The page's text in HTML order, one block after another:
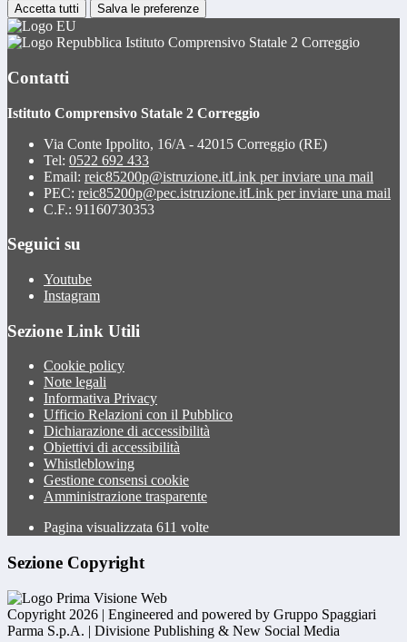
Accetta tutti Salva le preferenze
Istituto Comprensivo Statale 2 Correggio
Contatti
Istituto Comprensivo Statale 2 Correggio
Via Conte Ippolito, 16/A - 42015 Correggio (RE)
Tel: 0522 692 433
Email: reic85200p@istruzione.itLink per inviare una mail
PEC: reic85200p@pec.istruzione.itLink per inviare una mail
C.F.: 91160730353
Seguici su
Youtube
Instagram
Sezione Link Utili
Cookie policy
Note legali
Informativa Privacy
Ufficio Relazioni con il Pubblico
Dichiarazione di accessibilità
Obiettivi di accessibilità
Whistleblowing
Gestione consensi cookie
Amministrazione trasparente
Pagina visualizzata 611 volte
Sezione Copyright
Copyright 2026 | Engineered and powered by Gruppo Spaggiari
Parma S.p.A. | Divisione Publishing & New Social Media